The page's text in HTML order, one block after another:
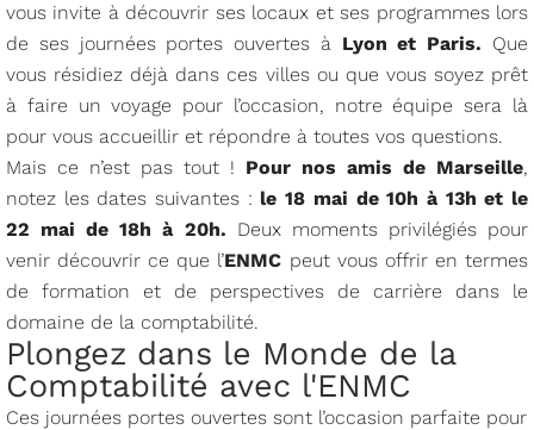
vous invite à découvrir ses locaux et ses programmes lors
de ses journées portes ouvertes àLyon et Paris. Que
vous résidiez déjà dans ces villes ou que vous soyez prêt
à faire un voyage pour l’occasion, notre équipe sera là
pour vous accueillir et répondre à toutes vos questions.
Mais ce n’est pas tout ! Pour nos amis de Marseille,
notez les dates suivantes : le 18 mai de 10h à 13h et le
22 mai de 18h à 20h. Deux moments privilégiés pour
venir découvrir ce que l’ENMC peut vous offrir en termes
de formation et de perspectives de carrière dans le
domaine de la comptabilité.
Plongez dans le Monde de la
Comptabilité avec l'ENMC
Ces journées portes ouvertes sont l’occasion parfaite pour